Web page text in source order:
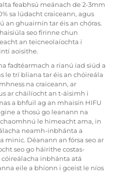
feabhsú meánach de 2-3mm
sa lúdacht craiceann, agus
an ghuairnín tar éis an chóras.
seo fírinne chun
an teicneolaíochta i
aoisithe.
fadtéarmach a rianú iad siúd a
le trí bliana tar éis an chóireála
na craiceann, ar
ar cháilíocht an t-áisimh i
a bhfuil ag an mhaisín HIFU
a thosú go leanann na
le himeacht ama, in
neamh-inbhánta a
minic. Déanann an fórsa seo ar
seo go háirithe costas-
inbhánta atá
eile a bhíonn i gceist le níos